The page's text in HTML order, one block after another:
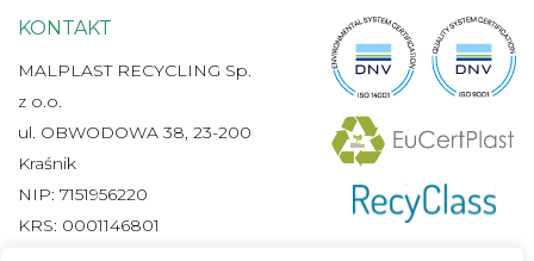
KONTAKT
MALPLAST RECYCLING Sp.
z o.o.
ul. OBWODOWA 38, 23-200
Kraśnik
NIP: 7151956220
KRS: 0001146801